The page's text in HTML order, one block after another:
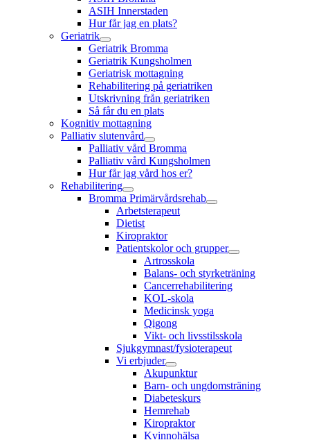
ASIH Innerstaden
Hur får jag en plats?
Geriatrik
Geriatrik Bromma
Geriatrik Kungsholmen
Geriatrisk mottagning
Rehabilitering på geriatriken
Utskrivning från geriatriken
Så får du en plats
Kognitiv mottagning
Palliativ slutenvård
Palliativ vård Bromma
Palliativ vård Kungsholmen
Hur får jag vård hos er?
Rehabilitering
Bromma Primärvårdsrehab
Arbetsterapeut
Dietist
Kiropraktor
Patientskolor och grupper
Artrosskola
Balans- och styrketräning
Cancerrehabilitering
KOL-skola
Medicinsk yoga
Qigong
Vikt- och livsstilsskola
Sjukgymnast/fysioterapeut
Vi erbjuder
Akupunktur
Barn- och ungdomsträning
Diabeteskurs
Hemrehab
Kiropraktor
Kvinnohälsa